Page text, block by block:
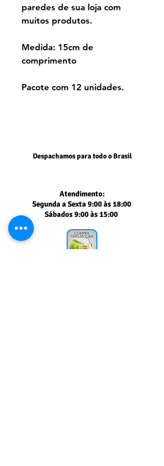
paredes de sua loja com
muitos produtos.
Medida: 15cm de
comprimento
Pacote com 12 unidades.
Despachamos para todo o Brasil
Atendimento:
Segunda a Sexta 9:00 às 18:00
Sábados 9:00 às 15:00